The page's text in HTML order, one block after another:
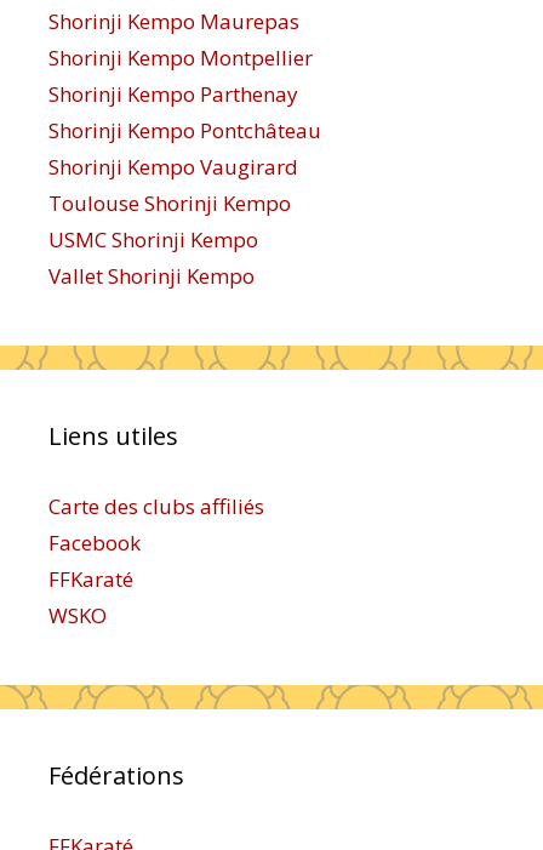
Shorinji Kempo Maurepas
Shorinji Kempo Montpellier
Shorinji Kempo Parthenay
Shorinji Kempo Pontchâteau
Shorinji Kempo Vaugirard
Toulouse Shorinji Kempo
USMC Shorinji Kempo
Vallet Shorinji Kempo
Liens utiles
Carte des clubs affiliés
Facebook
FFKaraté
WSKO
Fédérations